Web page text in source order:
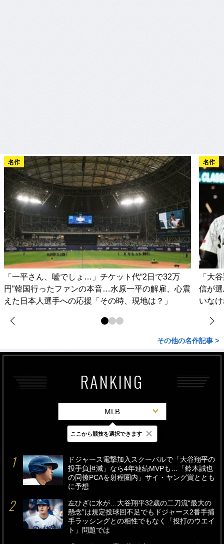
名作
「一平さん、嘘でしょ…」チケット代“2日で32万
円”韓国行ったファンの本音…水原一平の解雇、心震
えた日本人選手への応援「その時、現地は？」
名作
「大
信が
いな
その他の名作記事 >
RANKING
MLB
最新 24時間 週間
ドジャース電撃加入スクーバルで「大谷翔平の
投手負担減」なら4年連続MVPも…「鈴木誠也
の同僚PCAを射程圏内」サイ・ヤング賞ととも
に予想
左ひざに水が…大谷翔平32歳の二刀流“最大の
懸念”は規定投球回不足でもドジャース2番手捕
手ラッシングとの相性でもなく「投打のウエイ
ト」問題では
ここから競技を選択できます ×